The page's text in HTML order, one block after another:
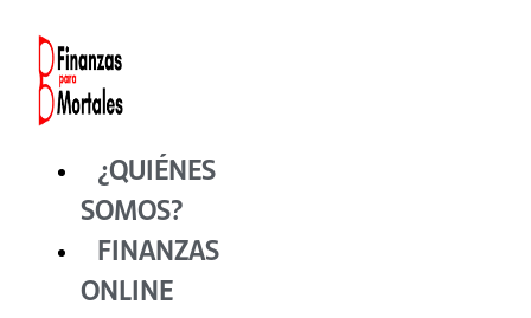
contenido
¿QUIÉNES
SOMOS?
FINANZAS
ONLINE